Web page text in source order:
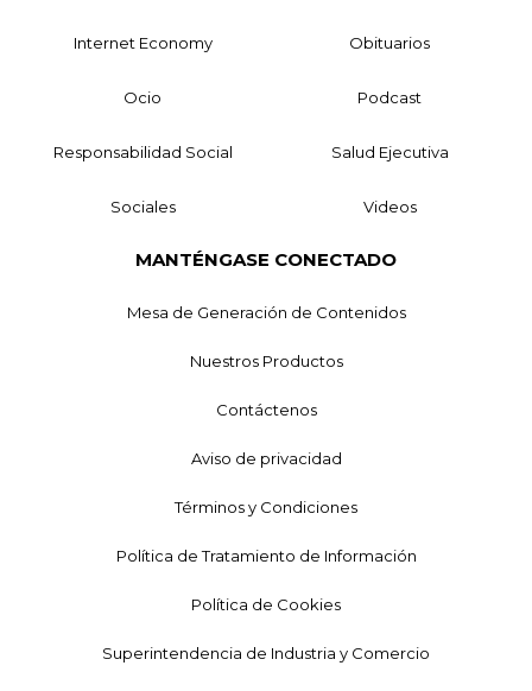
Internet Economy Obituarios
Ocio Podcast
Responsabilidad Social Salud Ejecutiva
Sociales Videos
MANTÉNGASE CONECTADO
Mesa de Generación de Contenidos
Nuestros Productos
Contáctenos
Aviso de privacidad
Términos y Condiciones
Política de Tratamiento de Información
Política de Cookies
Superintendencia de Industria y Comercio